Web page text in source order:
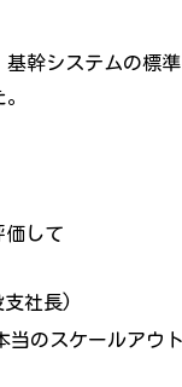
幹システムの標
して
社長)
当のスケールアウ